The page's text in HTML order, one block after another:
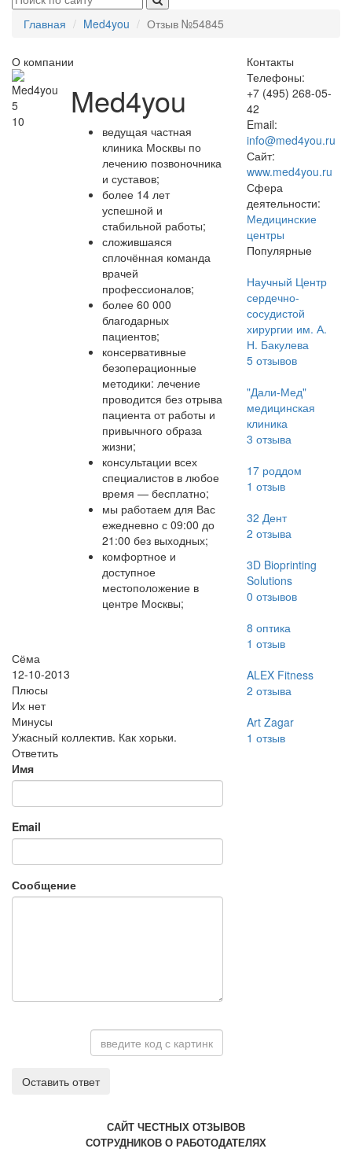
Главная Med4you Отзыв №54845
О компании
5
10
Med4you
ведущая частная
клиника Москвы по
лечению позвоночника
и суставов;
более 14 лет
успешной и
стабильной работы;
сложившаяся
сплочённая команда
врачей
профессионалов;
более 60 000
благодарных
пациентов;
консервативные
безоперационные
методики: лечение
проводится без отрыва
пациента от работы и
привычного образа
жизни;
консультации всех
специалистов в любое
время — бесплатно;
мы работаем для Вас
ежедневно с 09:00 до
21:00 без выходных;
комфортное и
доступное
местоположение в
центре Москвы;
Сёма
12-10-2013
Плюсы
Их нет
Минусы
Ужасный коллектив. Как хорьки.
Ответить
Имя
Email
Сообщение
Оставить ответ
Контакты
Телефоны:
+7 (495) 268-05-
42
Email:
info@med4you.ru
Сайт:
www.med4you.ru
Сфера
деятельности:
Медицинские
центры
Популярные
Научный Центр
сердечно-
сосудистой
хирургии им. А.
Н. Бакулева
5отзывов
"Дали-Мед"
медицинская
клиника
3 отзыва
17 роддом
1 отзыв
32 Дент
2 отзыва
3D Bioprinting
Solutions
0 отзывов
8 оптика
1 отзыв
ALEX Fitness
2 отзыва
Art Zagar
1 отзыв
САЙТ ЧЕСТНЫХ ОТЗЫВОВ
СОТРУДНИКОВ О РАБОТОДАТЕЛЯХ